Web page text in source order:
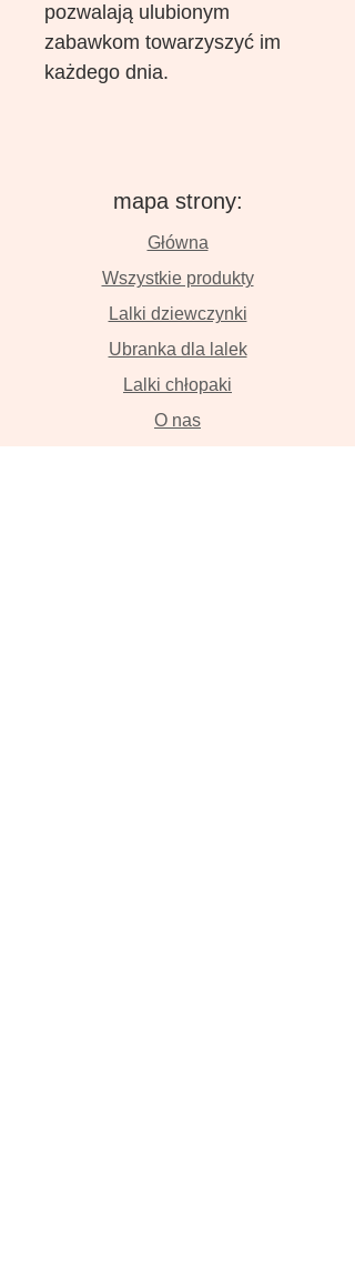
pozwalają ulubionym
zabawkom towarzyszyć im
każdego dnia.
mapa strony:
Główna
Wszystkie produkty
Lalki dziewczynki
Ubranka dla lalek
Lalki chłopaki
O nas